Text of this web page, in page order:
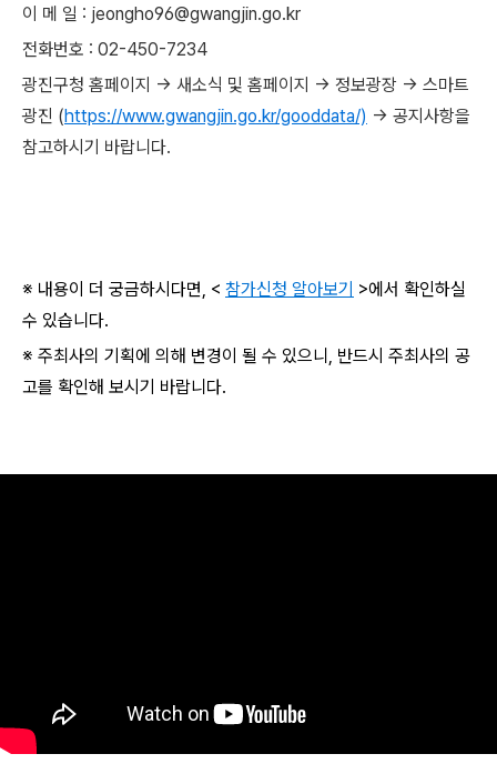
이 메 일 : jeongho96@gwangjin.go.kr
전화번호 : 02-450-7234
광진구청 홈페이지 → 새소식 및 홈페이지 → 정보광장 → 스마트
광진 (https://www.gwangjin.go.kr/gooddata/) → 공지사항을
참고하시기 바랍니다.
※ 내용이 더 궁금하시다면, < 참가신청 알아보기 >에서 확인하실
수 있습니다.
※ 주최사의 기획에 의해 변경이 될 수 있으니, 반드시 주최사의 공
고를 확인해 보시기 바랍니다.